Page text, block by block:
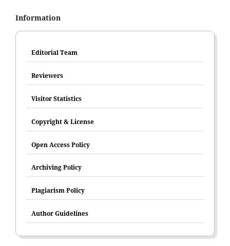
Information
Editorial Team
Reviewers
Visitor Statistics
Copyright & License
Open Access Policy
Archiving Policy
Plagiarism Policy
Author Guidelines